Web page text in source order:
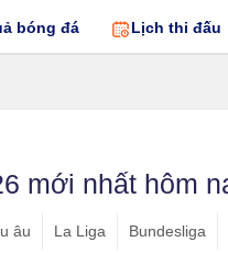
bóng đá Lịch thi đấu
mới nhất hôm
âu La Liga Bundesliga